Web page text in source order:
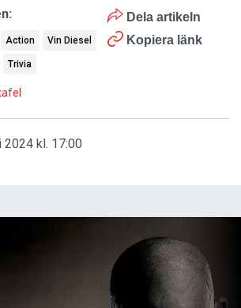
Dela artikeln
Kopiera länk
Action Vin Diesel
Trivia
2024 kl. 17:00